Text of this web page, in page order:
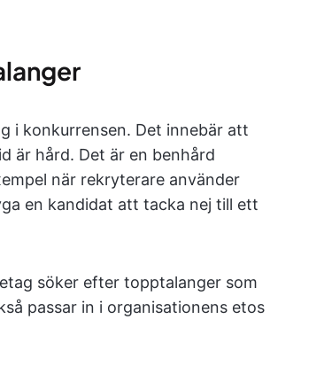
i konkurrensen. Det innebär att
är hård. Det är en benhård
när rekryterare använder
en kandidat att tacka nej till ett
söker efter topptalanger som
passar in i organisationens etos